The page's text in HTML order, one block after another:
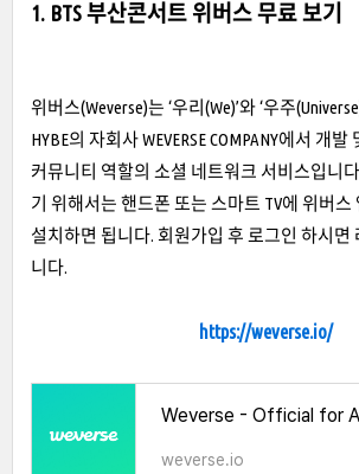
1. BTS 부산콘서트 위버스 무료 보기
위버스(Weverse)는 ‘우리(We)’와 ‘우주
HYBE의 자회사 WEVERSE COMPANY에서 개
커뮤니티 역할의 소셜 네트워크 서비스입니
기 위해서는 핸드폰 또는 스마트 TV에 위버스
설치하면 됩니다. 회원가입 후 로그인 하시면
니다.
https://weverse.io/
Weverse - Official for
weverse.io